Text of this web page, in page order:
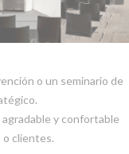
o un seminario de
y confortable
o clientes.